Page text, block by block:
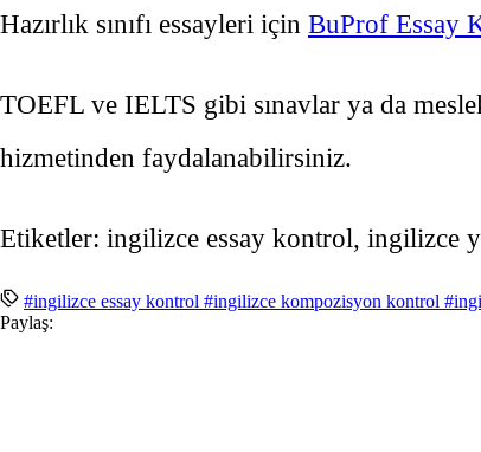
Hazırlık sınıfı essayleri için BuProf Essay
TOEFL ve IELTS gibi sınavlar ya da
hizmetinden faydalanabilirsiniz.
Etiketler: ingilizce essay kontrol, ingilizce
#ingilizce essay kontrol #ingilizce kompozisyon kontrol
Paylaş: